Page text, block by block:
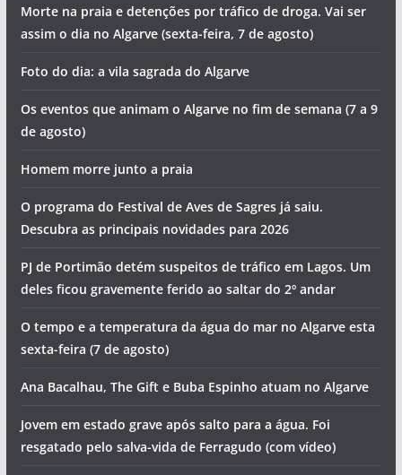
Morte na praia e detenções por tráfico de droga. Vai ser
assim o dia no Algarve (sexta-feira, 7 de agosto)
Foto do dia: a vila sagrada do Algarve
Os eventos que animam o Algarve no fim de semana (7 a 9
de agosto)
Homem morre junto a praia
O programa do Festival de Aves de Sagres já saiu.
Descubra as principais novidades para 2026
PJ de Portimão detém suspeitos de tráfico em Lagos. Um
deles ficou gravemente ferido ao saltar do 2º andar
O tempo e a temperatura da água do mar no Algarve esta
sexta-feira (7 de agosto)
Ana Bacalhau, The Gift e Buba Espinho atuam no Algarve
Jovem em estado grave após salto para a água. Foi
resgatado pelo salva-vida de Ferragudo (com vídeo)